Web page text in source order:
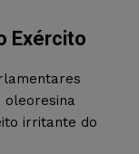
Exército
oleoresina
irritante do